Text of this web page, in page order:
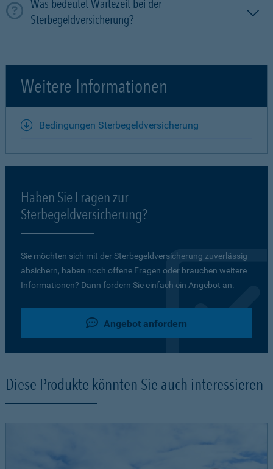
Was bedeutet Wartezeit bei der
Sterbegeldversicherung?
Weitere Informationen
Bedingungen Sterbegeldversicherung
Haben Sie Fragen zur
Sterbegeldversicherung?
Sie möchten sich mit der Sterbegeldversicherung zuverlässig
absichern, haben noch offene Fragen oder brauchen weitere
Informationen? Dann fordern Sie einfach ein Angebot an.
Angebot anfordern
Diese Produkte könnten Sie auch interessieren